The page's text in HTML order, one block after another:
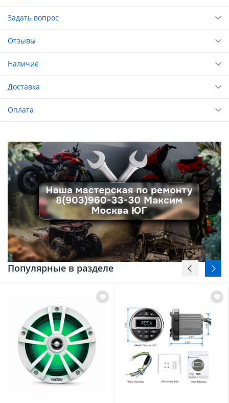
Задать вопрос
Отзывы
Наличие
Доставка
Оплата
Популярные в разделе